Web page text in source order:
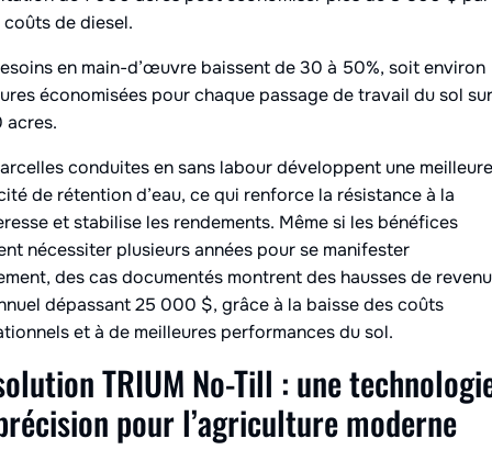
coûts de diesel.
en main-d’œuvre baissent de 30 à 50%, soit environ
économisées pour chaque passage de travail du sol
acres.
conduites en sans labour développent une
de rétention d’eau, ce qui renforce la résistance à la
et stabilise les rendements. Même si les bénéfices
nécessiter plusieurs années pour se manifester
des cas documentés montrent des hausses de revenu
dépassant 25 000 $, grâce à la baisse des coûts
et à de meilleures performances du sol.
TRIUM No-Till : une
pour l’agriculture moderne